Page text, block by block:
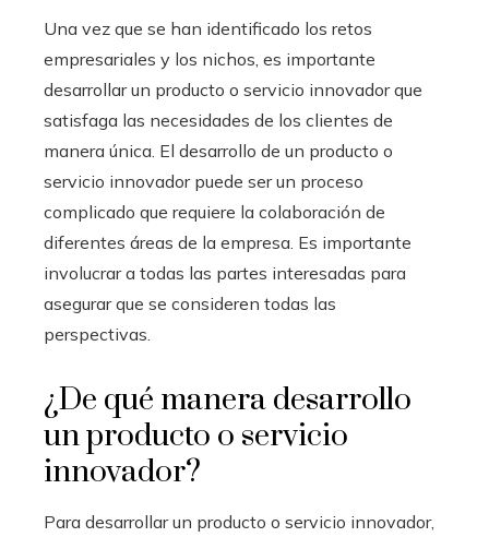
Una vez que se han identificado los retos
empresariales y los nichos, es importante
desarrollar un producto o servicio innovador que
satisfaga las necesidades de los clientes de
manera única. El desarrollo de un producto o
servicio innovador puede ser un proceso
complicado que requiere la colaboración de
diferentes áreas de la empresa. Es importante
involucrar a todas las partes interesadas para
asegurar que se consideren todas las
perspectivas.
¿De qué manera desarrollo
un producto o servicio
innovador?
Para desarrollar un producto o servicio innovador,